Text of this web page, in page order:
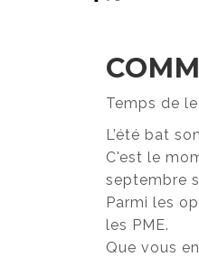
Temps de
L’été bat
C'est le
septembre
Parmi les
les PME.
Que vous